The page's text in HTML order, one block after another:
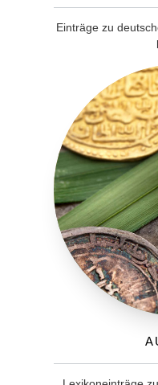
Einträge zu